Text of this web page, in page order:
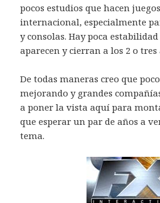
pocos estudios que hacen
internacional, especialmente
y consolas. Hay poca
aparecen y cierran a los 2 o tres
De todas maneras creo que
mejorando y grandes
a poner la vista aquí para
que esperar un par de años a
tema.